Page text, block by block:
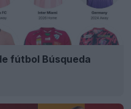
fútbol Búsqueda